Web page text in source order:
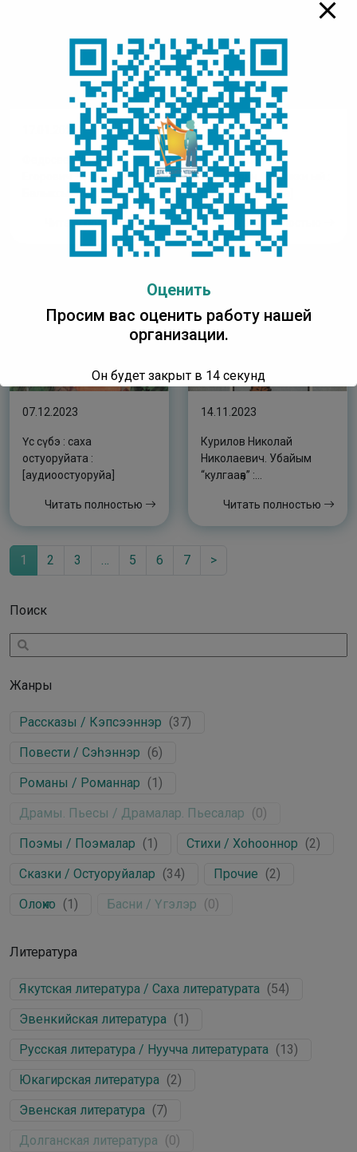
Федосеев Иван
Егорович – Доосо.
Балыксыттар :
[аудиокэпсээннэр]
Читать полностью
19.04.2023
Маршак Самуил
Яковлевич. Уон икки ый :
[аудиоостуоруйа]
Читать полностью
07.12.2023
Үс сүбэ : саха
остуоруйата :
[аудиоостуоруйа]
Читать полностью
14.11.2023
Курилов Николай
Николаевич. Убайым
“кулгааҕа” :
Читать полностью
1 2 3 … 5 6 7 >
Поиск
Жанры
Рассказы / Кэпсээннэр (37)
Повести / Сэһэннэр (6)
Романы / Романнар (1 )
Драмы. Пьесы / Драмалар. Пьесалар (0)
Поэмы / Поэмалар (1 ) Стихи / Хоһооннор (2)
Сказки / Остуоруйалар (34) Прочие (2)
Олоҥхо (1 ) Басни / Үгэлэр (0)
Литература
Якутская литература / Саха литературата (54)
Эвенкийская литература (1 )
Русская литература / Нуучча литературата (13)
Юкагирская литература (2)
Эвенская литература (7)
Долганская литература (0)
Оценить
Просим вас оценить работу нашей
организации.
Он будет закрыт в 14 секунд